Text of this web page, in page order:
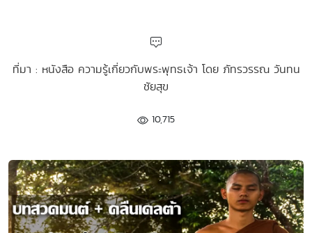
ที่มา : หนังสือ ความรู้เกี่ยวกับพระพุทธเจ้า โดย ภัทรวรรณ วันทน
ชัยสุข
10,715